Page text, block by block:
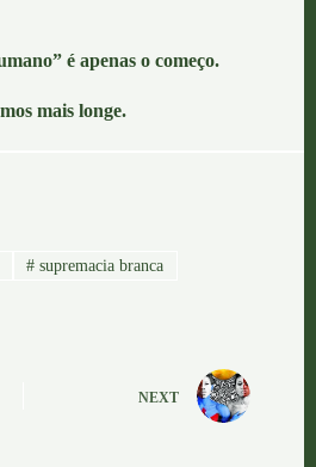
é apenas o começo.
mais longe.
# supremacia branca
NEXT